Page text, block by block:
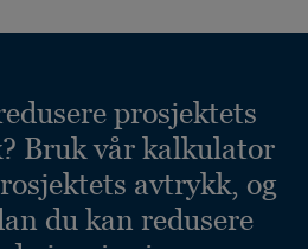
prosjektets
Bruk vår kalkulator
avtrykk, og
du kan redusere